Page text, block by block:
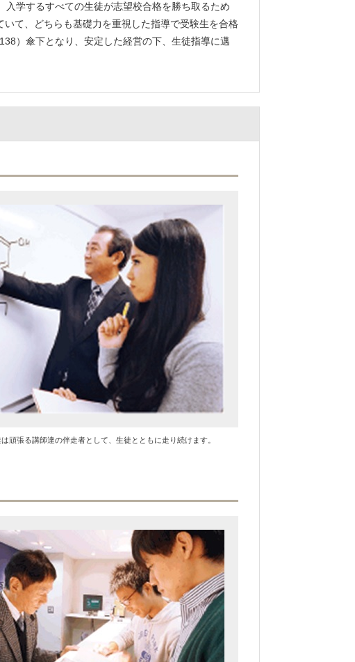
学するすべての生徒が志望校合格を勝ち取るため
て、どちらも基礎力を重視した指導で受験生を合格
）傘下となり、安定した経営の下、生徒指導に邁
頑張る講師達の伴走者として、生徒とともに走り続けます。